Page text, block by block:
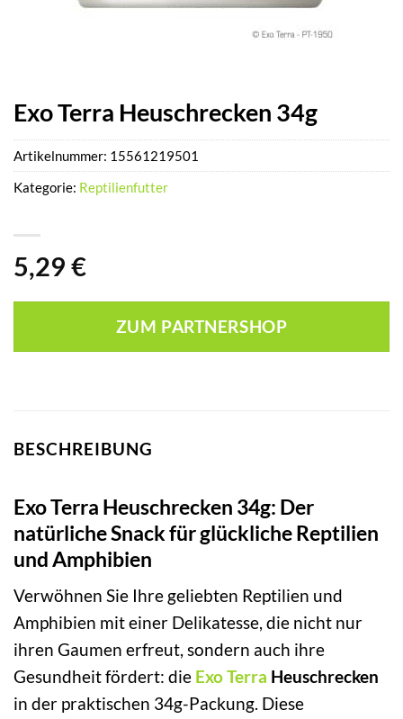
Exo Terra Heuschrecken 34g
5,29 €
ZUM PARTNERSHOP
Artikelnummer: 15561219501
Kategorie: Reptilienfutter
BESCHREIBUNG
Exo Terra Heuschrecken 34g: Der
natürliche Snack für glückliche Reptilien
und Amphibien
Verwöhnen Sie Ihre geliebten Reptilien und
Amphibien mit einer Delikatesse, die nicht nur
ihren Gaumen erfreut, sondern auch ihre
Gesundheit fördert: die Exo Terra Heuschrecken
in der praktischen 34g-Packung. Diese